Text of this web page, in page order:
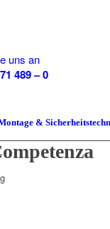
uns an
489 – 0
&